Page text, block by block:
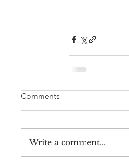
Comments
Write a comment...